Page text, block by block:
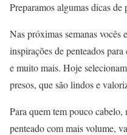
Preparamos algumas dicas
Nas próximas semanas vocês
inspirações de penteados
e muito mais. Hoje
presos, que são lindos e
Para quem tem pouco
penteado com mais volume,